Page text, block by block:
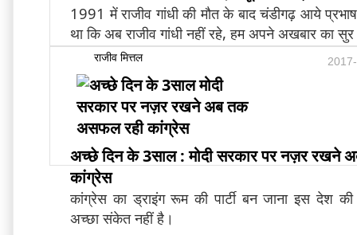
1991 में राजीव गांधी की मौत के बाद चंडीगढ़ आये
था कि अब राजीव गांधी नहीं रहे, हम अपने अखबार का
राजीव मित्तल
अच्छे दिन के 3साल : मोदी सरकार पर नज़र रखने
कांग्रेस
कांग्रेस का ड्राइंग रूम की पार्टी बन जाना इस देश की
अच्छा संकेत नहीं है।